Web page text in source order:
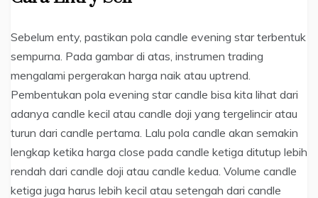
Sebelum enty, pastikan pola candle evening star terbentuk
sempurna. Pada gambar di atas, instrumen trading
mengalami pergerakan harga naik atau uptrend.
Pembentukan pola evening star candle bisa kita lihat dari
adanya candle kecil atau candle doji yang tergelincir atau
turun dari candle pertama. Lalu pola candle akan semakin
lengkap ketika harga close pada candle ketiga ditutup lebih
rendah dari candle doji atau candle kedua. Volume candle
ketiga juga harus lebih kecil atau setengah dari candle